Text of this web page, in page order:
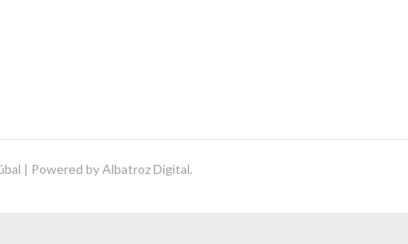
| Powered byAlbatroz Digital.